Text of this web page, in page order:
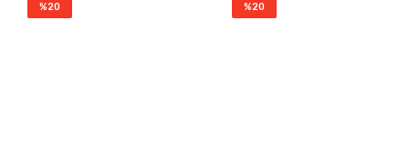
%20 %20